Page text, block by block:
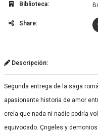
Biblioteca:
Share:
Descripción:
Segunda entrega de la saga
apasionante historia de amor
creía que nada ni nadie podría
equivocado. Çngeles y